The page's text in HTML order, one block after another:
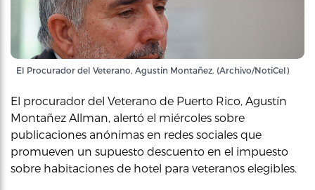
El Procurador del Veterano, Agustín Montañez. (Archivo/NotiCel)
El procurador del Veterano de Puerto Rico, Agustín
Montañez Allman, alertó el miércoles sobre
publicaciones anónimas en redes sociales que
promueven un supuesto descuento en el impuesto
sobre habitaciones de hotel para veteranos elegibles.